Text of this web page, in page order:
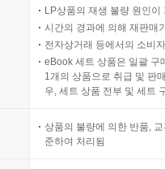
LP상품의 재생 불량 원인
시간의 경과에 의해 재판매
전자상거래 등에서의 소비
eBook 세트 상품은 일괄 구
1개의 상품으로 취급 및 판
우, 세트 상품 전부 및 세트
상품의 불량에 의한 반품,
준하여 처리됨